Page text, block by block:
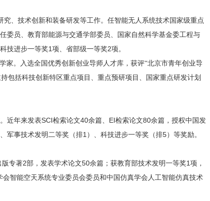
、技术创新和装备研发等工作。任智能无人系统技术国家级重点
委员、教育部能源与交通学部委员、国家自然科学基金委工程与
技进步一等奖1 项、省部级一等奖2项。
家。入选全国优秀创新创业导师人才库，获评“北京市青年创业导
包括科技创新特区重点项目、重点预研项目、国家重点研发计划
近年来发表SCI检索论文40余篇、 EI检索论文80余篇，授权中国发
军事技术发明二等奖（排1 ）、科技进步一等奖（排5）等奖励。
版专著2部，发表学术论文50余篇；获教育部技术发明一等奖1 项，
智能空天系统专业委员会委员和中国仿真学会人工智能仿真技术